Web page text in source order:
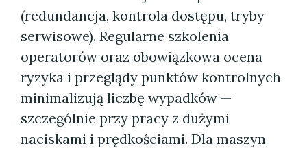
(redundancja, kontrola dostępu, tryby
serwisowe). Regularne szkolenia
operatorów oraz obowiązkowa ocena
ryzyka i przeglądy punktów kontrolnych
minimalizują liczbę wypadków —
szczególnie przy pracy z dużymi
naciskami i prędkościami. Dla maszyn